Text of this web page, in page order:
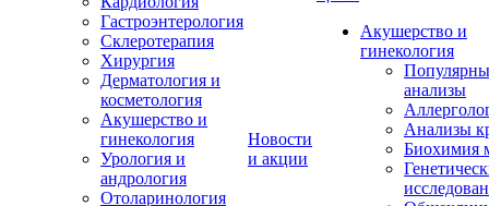
Гастроэнтерология
Склеротерапия
Хирургия
Дерматология и
косметология
Акушерство и
гинекология
Урология и
андрология
Отоларинология
Новости
и акции
Акушерство и
гинекология
анализы
Анализы
Биохимия